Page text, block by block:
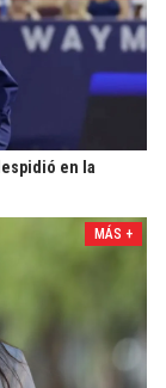
en la
MÁS +